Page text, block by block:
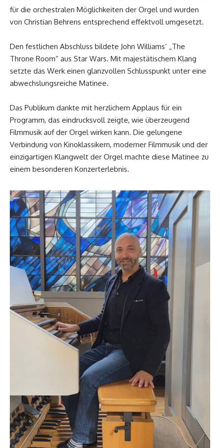
für die orchestralen Möglichkeiten der Orgel und wurden
von Christian Behrens entsprechend effektvoll umgesetzt.
Den festlichen Abschluss bildete John Williams‘ „The
Throne Room“ aus Star Wars. Mit majestätischem Klang
setzte das Werk einen glanzvollen Schlusspunkt unter eine
abwechslungsreiche Matinee.
Das Publikum dankte mit herzlichem Applaus für ein
Programm, das eindrucksvoll zeigte, wie überzeugend
Filmmusik auf der Orgel wirken kann. Die gelungene
Verbindung von Kinoklassikern, moderner Filmmusik und der
einzigartigen Klangwelt der Orgel machte diese Matinee zu
einem besonderen Konzerterlebnis.